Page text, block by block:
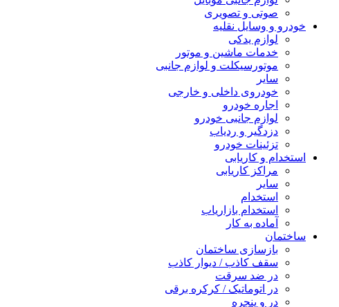
صوتی و تصویری
خودرو و وسایل نقلیه
لوازم یدکی
خدمات ماشین و موتور
موتورسیکلت و لوازم جانبی
سایر
خودروی داخلی و خارجی
اجاره خودرو
لوازم جانبی خودرو
دزدگیر و ردیاب
تزئینات خودرو
استخدام و کاریابی
مراکز کاریابی
سایر
استخدام
استخدام بازاریاب
آماده به کار
ساختمان
بازسازی ساختمان
سقف کاذب / دیوار کاذب
در ضد سرقت
در اتوماتیک / کرکره برقی
در و پنجره